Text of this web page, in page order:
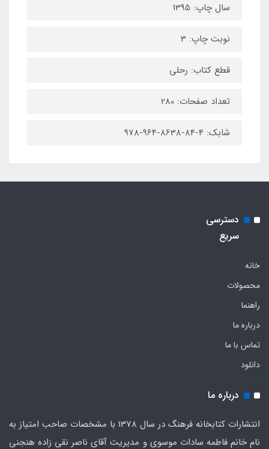
سال چاپ: 1395
نوبت چاپ: 3
قطع کتاب: رحلی
تعداد صفحات: 280
شابک: 4-84-8638-964-978
دسترسی
سریع
خانه
محصولات
راهنما
درباره ما
تماس با ما
دانلود
درباره ما
انتشارات کتابخانه فرهنگ در سال 1378 با مشخصات صاحب امتیاز به
نام خانم فاطمه سادات موسوی و مدیریت آقای ناصر نقی زاده هنجنی